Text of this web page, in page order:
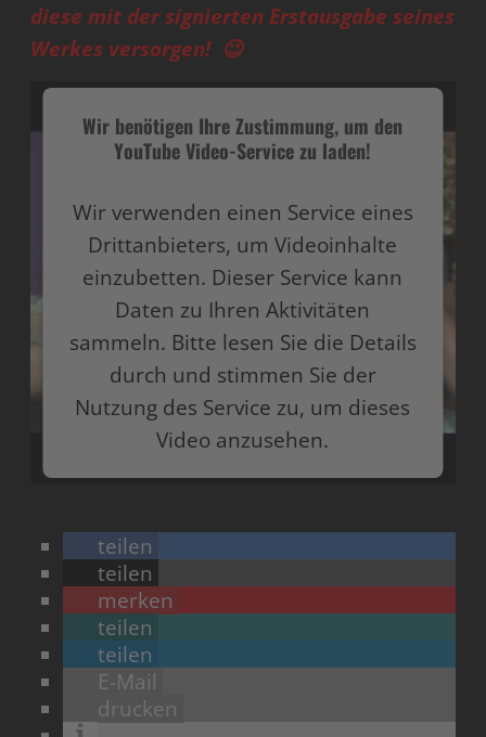
diese mit der signierten Erstausgabe seines
Werkes versorgen! 😉
Wir benötigen Ihre Zustimmung, um den
YouTube Video-Service zu laden!
Wir verwenden einen Service eines
Drittanbieters, um Videoinhalte
einzubetten. Dieser Service kann
Daten zu Ihren Aktivitäten
sammeln. Bitte lesen Sie die Details
durch und stimmen Sie der
Nutzung des Service zu, um dieses
Video anzusehen.
Akzeptieren
powered byUsercentrics Consent Management
Platform
teilen
teilen
merken
teilen
teilen
E-Mail
drucken